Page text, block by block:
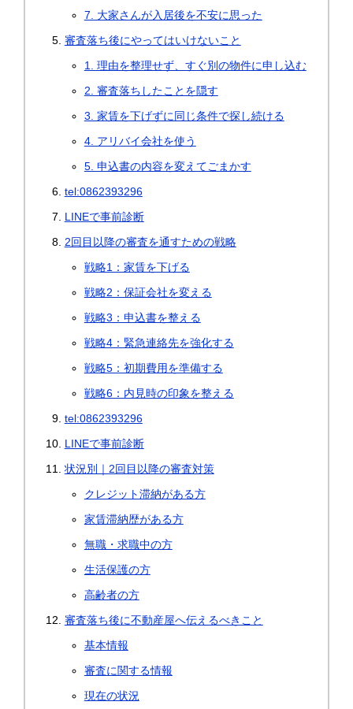
7. 大家さんが入居後を不安に思った
審査落ち後にやってはいけないこと
1. 理由を整理せず、すぐ別の物件に申し込む
2. 審査落ちしたことを隠す
3. 家賃を下げずに同じ条件で探し続ける
4. アリバイ会社を使う
5. 申込書の内容を変えてごまかす
tel:0862393296
LINEで事前診断
2回目以降の審査を通すための戦略
戦略1：家賃を下げる
戦略2：保証会社を変える
戦略3：申込書を整える
戦略4：緊急連絡先を強化する
戦略5：初期費用を準備する
戦略6：内見時の印象を整える
tel:0862393296
LINEで事前診断
状況別｜2回目以降の審査対策
クレジット滞納がある方
家賃滞納歴がある方
無職・求職中の方
生活保護の方
高齢者の方
審査落ち後に不動産屋へ伝えるべきこと
基本情報
審査に関する情報
現在の状況